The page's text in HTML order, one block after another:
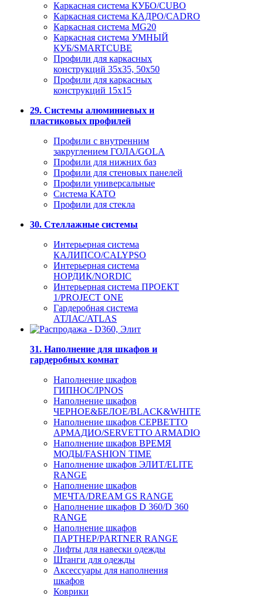
Каркасная система КУБО/CUBO
Каркасная система КАДРО/CADRO
Каркасная система MG20
Каркасная система УМНЫЙ
КУБ/SMARTCUBE
Профили для каркасных
конструкций 35x35, 50x50
Профили для каркасных
конструкций 15х15
29. Системы алюминиевых и
пластиковых профилей
Профили с внутренним
закруглением ГОЛА/GOLA
Профили для нижних баз
Профили для стеновых панелей
Профили универсальные
Система КАТО
Профили для стекла
30. Стеллажные системы
Интерьерная система
КАЛИПСО/CALYPSO
Интерьерная система
НОРДИК/NORDIC
Интерьерная система ПРОЕКТ
1/PROJECT ONE
Гардеробная система
АТЛАС/ATLAS
31. Наполнение для шкафов и
гардеробных комнат
Наполнение шкафов
ГИПНОС/IPNOS
Наполнение шкафов
ЧЕРНОЕ&БЕЛОЕ/BLACK&WHITE
Наполнение шкафов СЕРВЕТТО
АРМАДИО/SERVETTO ARMADIO
Наполнение шкафов ВРЕМЯ
МОДЫ/FASHION TIME
Наполнение шкафов ЭЛИТ/ELITE
RANGE
Наполнение шкафов
МЕЧТА/DREAM GS RANGE
Наполнение шкафов D 360/D 360
RANGE
Наполнение шкафов
ПАРТНЕР/PARTNER RANGE
Лифты для навески одежды
Штанги для одежды
Аксессуары для наполнения
шкафов
Коврики